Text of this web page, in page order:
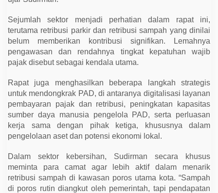
Sejumlah sektor menjadi perhatian dalam rapat ini,
terutama retribusi parkir dan retribusi sampah yang dinilai
belum memberikan kontribusi signifikan. Lemahnya
pengawasan dan rendahnya tingkat kepatuhan wajib
pajak disebut sebagai kendala utama.
Rapat juga menghasilkan beberapa langkah strategis
untuk mendongkrak PAD, di antaranya digitalisasi layanan
pembayaran pajak dan retribusi, peningkatan kapasitas
sumber daya manusia pengelola PAD, serta perluasan
kerja sama dengan pihak ketiga, khususnya dalam
pengelolaan aset dan potensi ekonomi lokal.
Dalam sektor kebersihan, Sudirman secara khusus
meminta para camat agar lebih aktif dalam menarik
retribusi sampah di kawasan poros utama kota. “Sampah
di poros rutin diangkut oleh pemerintah, tapi pendapatan